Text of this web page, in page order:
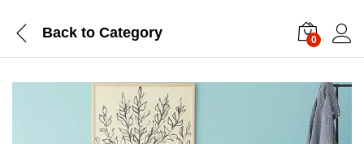
Back to Category 0